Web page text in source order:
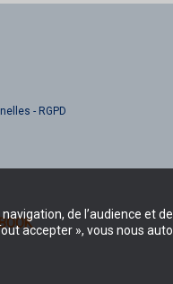
navigation, de l’audience
accepter », vous nous
- RGPD